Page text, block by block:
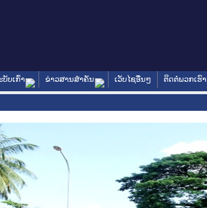
ບເກົ່າ ຂ່າວສານສໍາຄັນ ເວັບໄຊອື່ນໆ ຕິດຕໍ່ພວກເຮົາ